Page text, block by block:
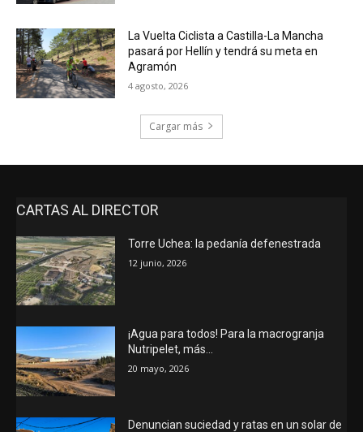
La Vuelta Ciclista a Castilla-La Mancha
pasará por Hellín y tendrá su meta en
Agramón
4 agosto, 2026
Cargar más
CARTAS AL DIRECTOR
Torre Uchea: la pedanía defenestrada
12 junio, 2026
¡Agua para todos! Para la macrogranja
Nutripelet, más…
20 mayo, 2026
Denuncian suciedad y ratas en un solar de